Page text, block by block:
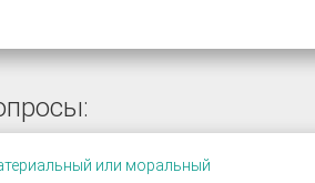
или моральный